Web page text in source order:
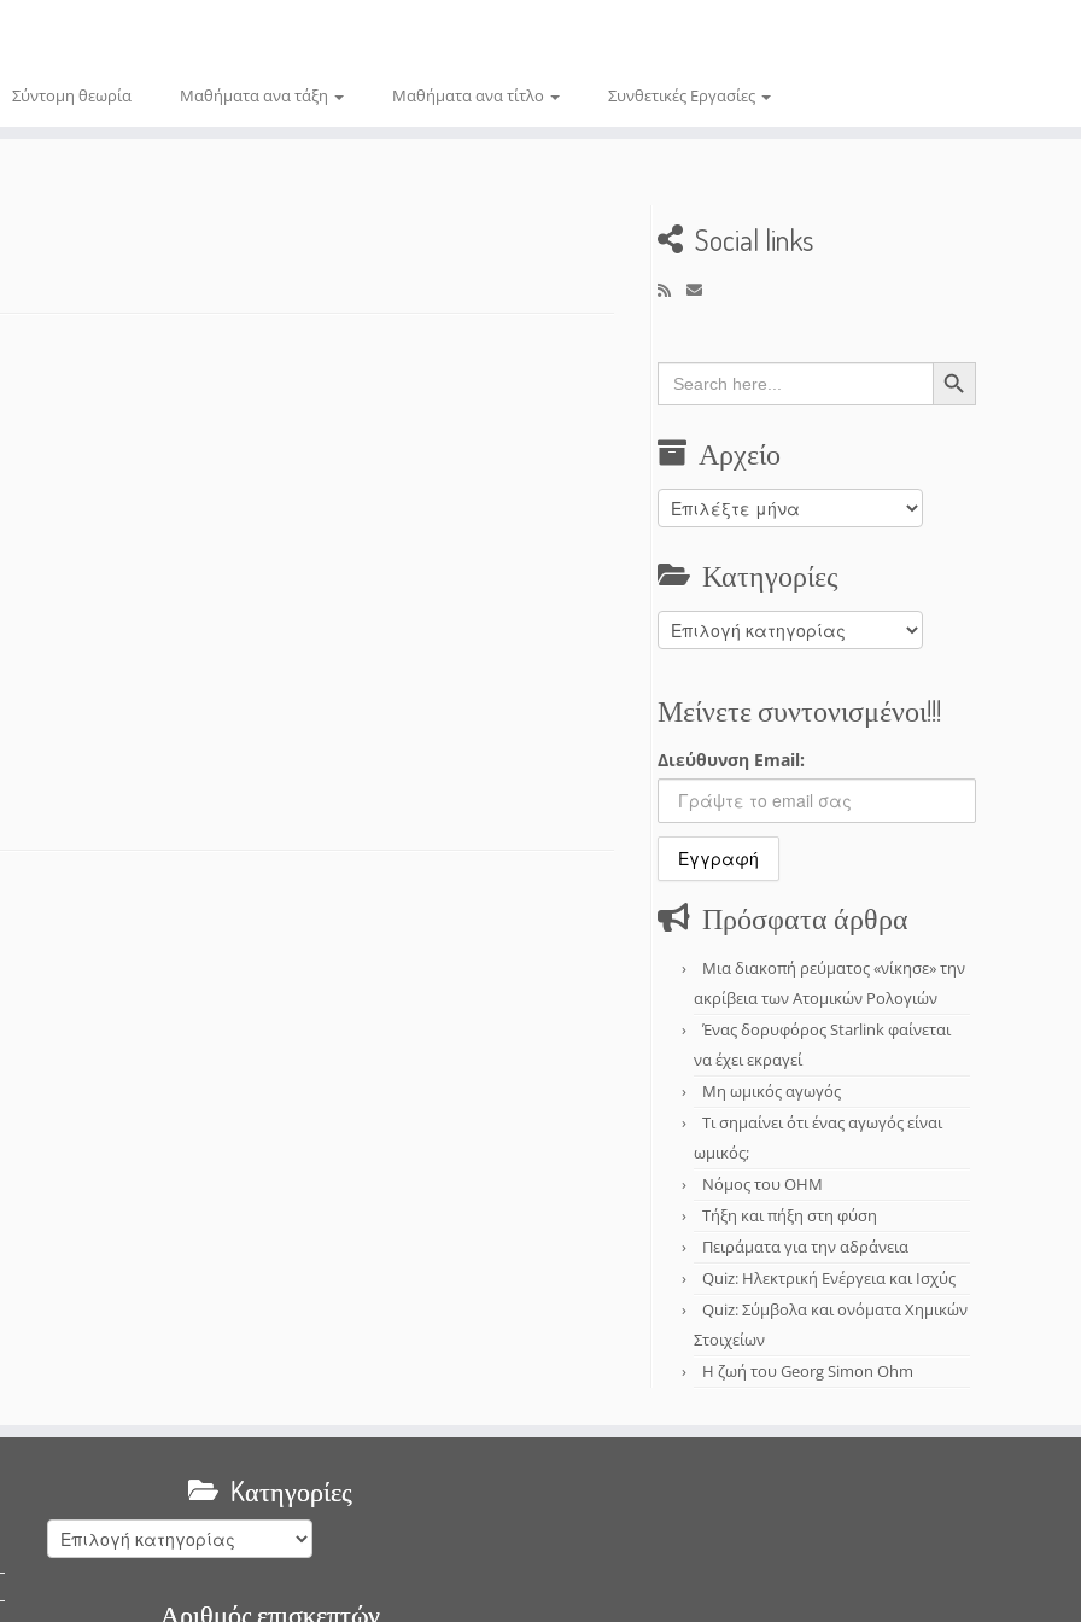
Σύντομη θεωρία Μαθήματα ανα τάξη Μαθήματα ανα τίτλο Συνθετικές Εργασίες
Social links
Search
for:
Search Button
Αρχείο
Αρχείο
Κατηγορίες
Κατηγορίες
Μείνετε συντονισμένοι!!!
Διεύθυνση Email:
Πρόσφατα άρθρα
Μια διακοπή ρεύματος «νίκησε» την
ακρίβεια των Ατομικών Ρολογιών
Ένας δορυφόρος Starlink φαίνεται
να έχει εκραγεί
Μη ωμικός αγωγός
Τι σημαίνει ότι ένας αγωγός είναι
ωμικός;
Νόμος του OHM
Τήξη και πήξη στη φύση
Πειράματα για την αδράνεια
Quiz: Ηλεκτρική Ενέργεια και Ισχύς
Quiz: Σύμβολα και ονόματα Χημικών
Στοιχείων
Η ζωή του Georg Simon Ohm
Kατηγορίες
Kατηγορίες
Αριθμός επισκεπτών